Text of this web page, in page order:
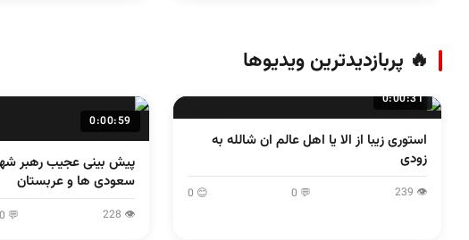
🔥 پربازدیدترین ویدیوها
0:00:31
استوری زیبا از الا یا اهل عالم ان شالله به
زودی
👁 239
💬 0
😊 0
0:00:59
پیش بینی عجیب رهبر
سعودی ها و عربستان
👁 228
💬 0